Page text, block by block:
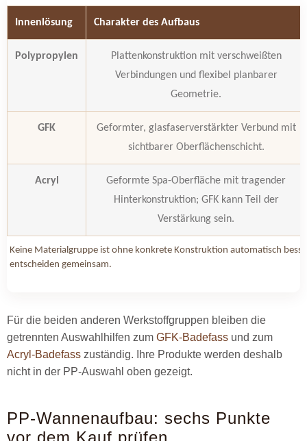
Innenlösung Charakter des Aufbaus
Polypropylen
Plattenkonstruktion mit verschweißten
Verbindungen und flexibel planbarer
Geometrie.
GFK
Geformter, glasfaserverstärkter Verbund mit
sichtbarer Oberflächenschicht.
Acryl
Geformte Spa-Oberfläche mit tragender
Hinterkonstruktion; GFK kann Teil der
Verstärkung sein.
Keine Materialgruppe ist ohne konkrete Konstruktion automatisch
entscheiden gemeinsam.
Für die beiden anderen Werkstoffgruppen bleiben die
getrennten Auswahlhilfen zum GFK-Badefass und zum
Acryl-Badefass zuständig. Ihre Produkte werden deshalb
nicht in der PP-Auswahl oben gezeigt.
PP-Wannenaufbau: sechs Punkte
vor dem Kauf prüfen